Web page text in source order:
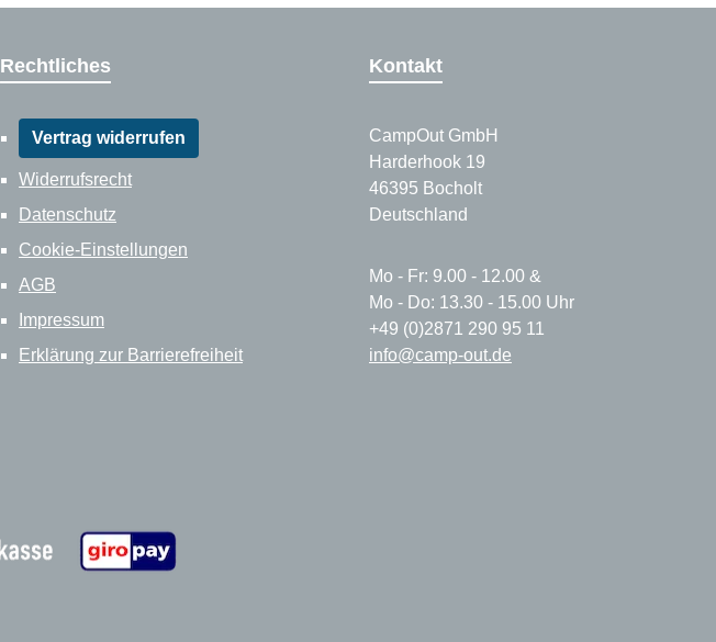
Rechtliches
Vertrag widerrufen
Widerrufsrecht
Datenschutz
Cookie-Einstellungen
AGB
Impressum
Erklärung zur Barrierefreiheit
Kontakt
CampOut GmbH
Harderhook 19
46395 Bocholt
Deutschland
Mo - Fr: 9.00 - 12.00 &
Mo - Do: 13.30 - 15.00 Uhr
+49 (0)2871 290 95 11
info@camp-out.de
Zahlungsanbieter